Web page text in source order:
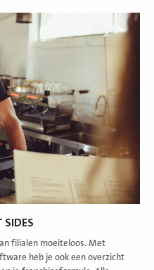
SIDES
filialen moeiteloos. Met
heb je ook een overzicht